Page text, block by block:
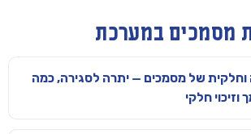
מסמכים במערכת
וחלקית של מסמכים — יתרה לסגירה, כמה
חלקי